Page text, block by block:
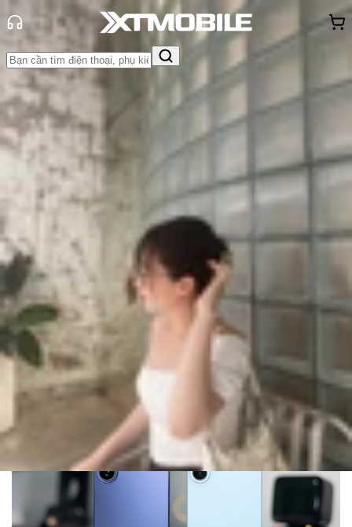
Trang chủ
Tin tức
So Sánh
Tin Mới
Đánh Giá - Trên Tay
Khuyến
Thủ thuật Thông báoKhách
hàng - Sự kiện
So sánh Samsung Galaxy S26 Ultra
và Galaxy S26 Plus: Nên mua model
nào?
Triệu Vy
Ngày đăng: 06/03/2026
Cập nhật:06/03/2026
Theo dõi XTMobile trên